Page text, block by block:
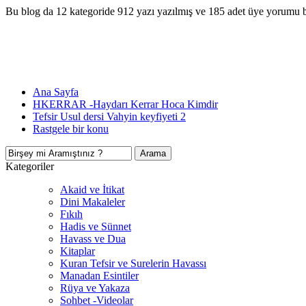
Bu blog da 12 kategoride 912 yazı yazılmış ve 185 adet üye yorumu
Ana Sayfa
HKERRAR -Haydarı Kerrar Hoca Kimdir
Tefsir Usul dersi Vahyin keyfiyeti 2
Rastgele bir konu
Kategoriler
Akaid ve İtikat
Dini Makaleler
Fıkıh
Hadis ve Sünnet
Havass ve Dua
Kitaplar
Kuran Tefsir ve Surelerin Havassı
Manadan Esintiler
Rüya ve Yakaza
Sohbet -Videolar